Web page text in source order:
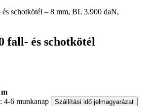
fall- és schotkötél
4-6 munkanap
Szállítási idő jelmagyarázat